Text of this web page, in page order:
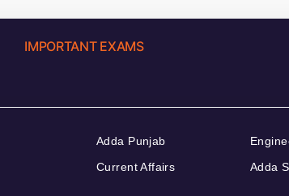
IMPORTANT EXAMS
Adda Punjab
Current Affairs
Adda